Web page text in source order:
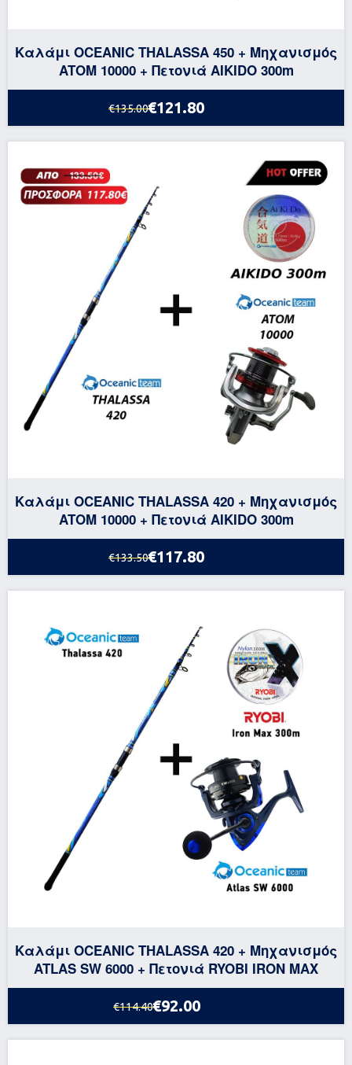
Καλάμι OCEANIC THALASSA 450 + Μηχανισμός
ATOM 10000 + Πετονιά AIKIDO 300m
€135.00€121.80
Καλάμι OCEANIC THALASSA 420 + Μηχανισμός
ATOM 10000 + Πετονιά AIKIDO 300m
€133.50€117.80
Καλάμι OCEANIC THALASSA 420 + Μηχανισμός
ATLAS SW 6000 + Πετονιά RYOBI IRON MAX
€114.40€92.00